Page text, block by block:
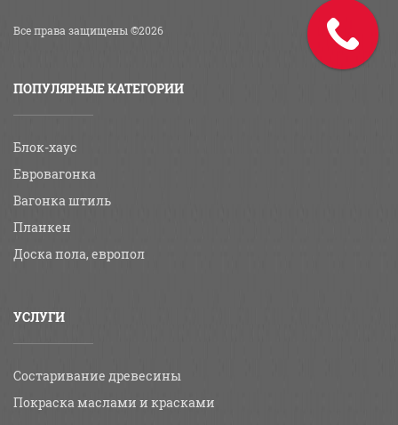
Все права защищены ©2026
ПОПУЛЯРНЫЕ КАТЕГОРИИ
Блок-хаус
Евровагонка
Вагонка штиль
Планкен
Доска пола, европол
УСЛУГИ
Состаривание древесины
Покраска маслами и красками